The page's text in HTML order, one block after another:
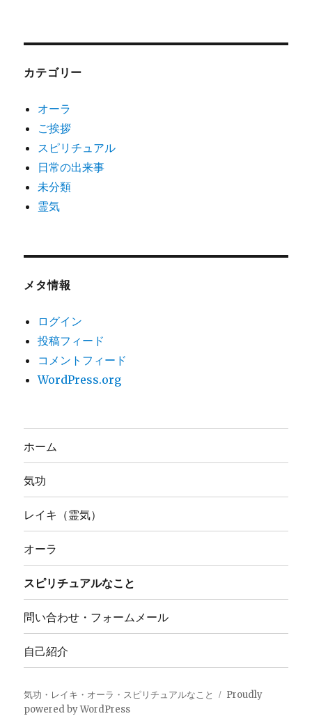
カテゴリー
オーラ
ご挨拶
スピリチュアル
日常の出来事
未分類
霊気
メタ情報
ログイン
投稿フィード
コメントフィード
WordPress.org
ホーム
気功
レイキ（霊気）
オーラ
スピリチュアルなこと
問い合わせ・フォームメール
自己紹介
気功・レイキ・オーラ・スピリチュアルなこと
Proudly
powered by WordPress